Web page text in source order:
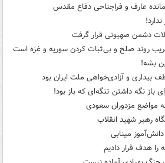
عارف و فراجناحی دفاع مقدس
دشمن صهیونی قرار گرفت
روند صلح و بی‌ثبات کردن سوریه و غزه است
بشه!
و آزادی‌خواهی ملت ایران بود
مواضع مزدوران سعودی
رهبر شهید انقلاب
مینابی
را هدف قرار دادیم